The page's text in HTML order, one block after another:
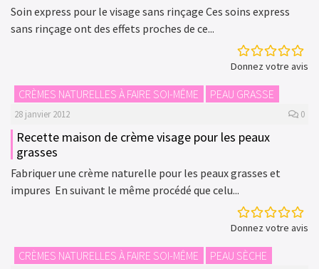
Soin express pour le visage sans rinçage Ces soins express
sans rinçage ont des effets proches de ce...
Donnez votre avis
CRÈMES NATURELLES À FAIRE SOI-MÊME PEAU GRASSE
28 janvier 2012 0
Recette maison de crème visage pour les peaux
grasses
Fabriquer une crème naturelle pour les peaux grasses et
impures En suivant le même procédé que celu...
Donnez votre avis
CRÈMES NATURELLES À FAIRE SOI-MÊME PEAU SÈCHE